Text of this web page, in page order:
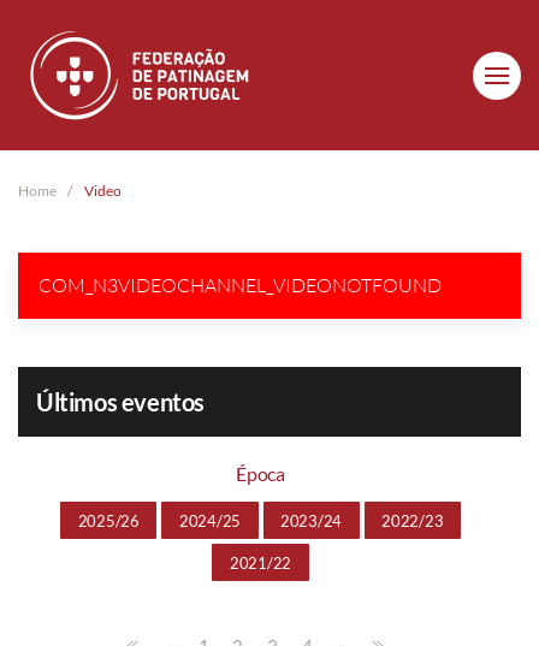
Skip to main content
Home Video
COM_N3VIDEOCHANNEL_VIDEONOTFOUND
Últimos eventos
Época
2025/26 2024/25 2023/24 2022/23
2021/22